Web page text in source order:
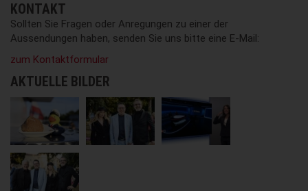
KONTAKT
Sollten Sie Fragen oder Anregungen zu einer der
Aussendungen haben, senden Sie uns bitte eine E-Mail:
zum Kontaktformular
AKTUELLE BILDER